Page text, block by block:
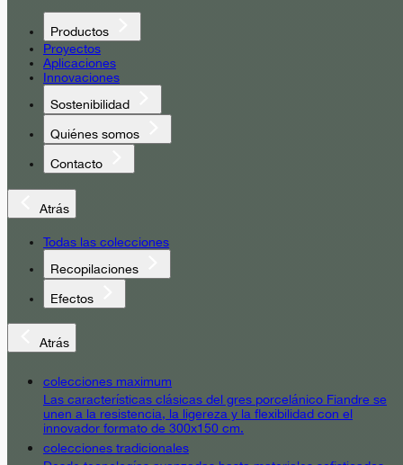
Productos
Proyectos
Aplicaciones
Innovaciones
Sostenibilidad
Quiénes somos
Contacto
Atrás
Todas las colecciones
Recopilaciones
Efectos
Atrás
colecciones maximum
Las características clásicas del gres porcelánico Fiandre se
unen a la resistencia, la ligereza y la flexibilidad con el
innovador formato de 300x150 cm.
colecciones tradicionales